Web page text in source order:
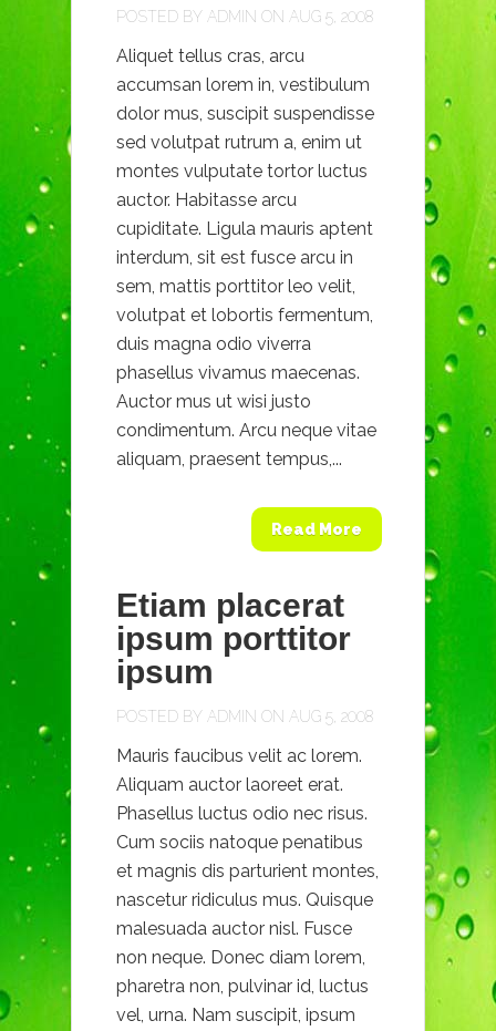
POSTED BY ADMIN ON AUG 5, 2008
Aliquet tellus cras, arcu
accumsan lorem in, vestibulum
dolor mus, suscipit suspendisse
sed volutpat rutrum a, enim ut
montes vulputate tortor luctus
auctor. Habitasse arcu
cupiditate. Ligula mauris aptent
interdum, sit est fusce arcu in
sem, mattis porttitor leo velit,
volutpat et lobortis fermentum,
duis magna odio viverra
phasellus vivamus maecenas.
Auctor mus ut wisi justo
condimentum. Arcu neque vitae
aliquam, praesent tempus,...
Read More
Etiam placerat
ipsum porttitor
ipsum
POSTED BY ADMIN ON AUG 5, 2008
Mauris faucibus velit ac lorem.
Aliquam auctor laoreet erat.
Phasellus luctus odio nec risus.
Cum sociis natoque penatibus
et magnis dis parturient montes,
nascetur ridiculus mus. Quisque
malesuada auctor nisl. Fusce
non neque. Donec diam lorem,
pharetra non, pulvinar id, luctus
vel, urna. Nam suscipit, ipsum